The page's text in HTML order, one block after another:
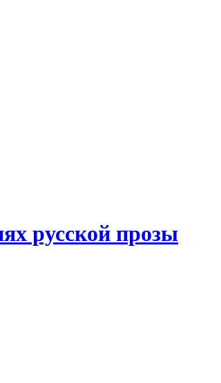
русской прозы